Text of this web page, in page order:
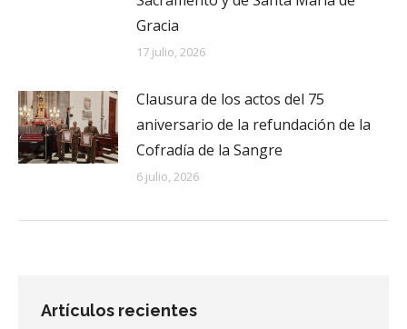
Gracia
17 julio, 2026
Clausura de los actos del 75
aniversario de la refundación de la
Cofradía de la Sangre
6 julio, 2026
Artículos recientes